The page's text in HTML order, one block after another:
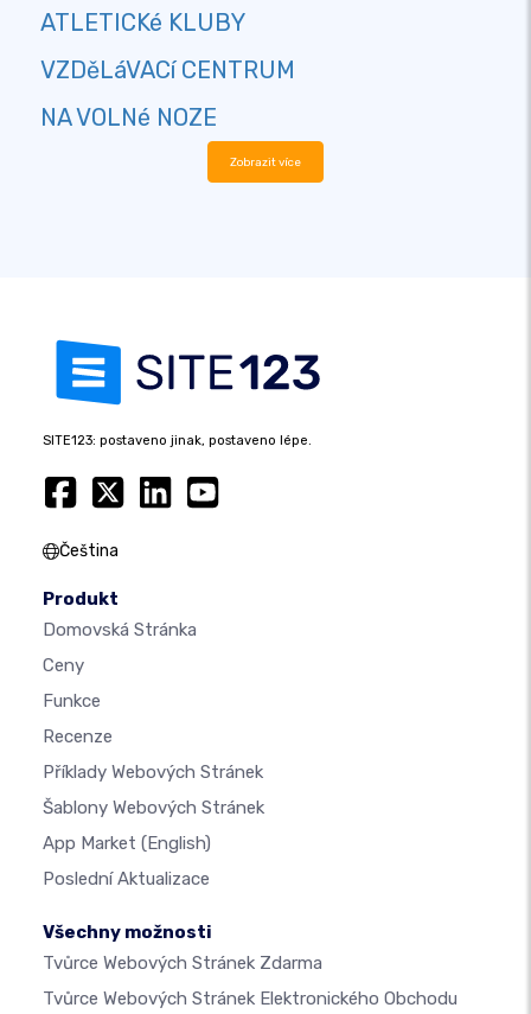
ATLETICKé KLUBY
VZDěLáVACí CENTRUM
NA VOLNé NOZE
Zobrazit více
SITE123: postaveno jinak, postaveno lépe.
Čeština
Produkt
Domovská Stránka
Ceny
Funkce
Recenze
Příklady Webových Stránek
Šablony Webových Stránek
App Market (English)
Poslední Aktualizace
Všechny možnosti
Tvůrce Webových Stránek Zdarma
Tvůrce Webových Stránek Elektronického Obchodu